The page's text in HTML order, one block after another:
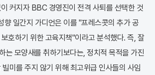
커지자 BBC 경영진이 전격 사퇴를 선택한 것
향 일간지 가디언은 이를 "프레스콧의 추가 공
호하기 위한 고육지책"이라고 분석했다. 즉, 잘
는 모양새를 취하기보다는, 정치적 목적을 가진
미를 주지 않기 위해 최고위급 인사들의 사임